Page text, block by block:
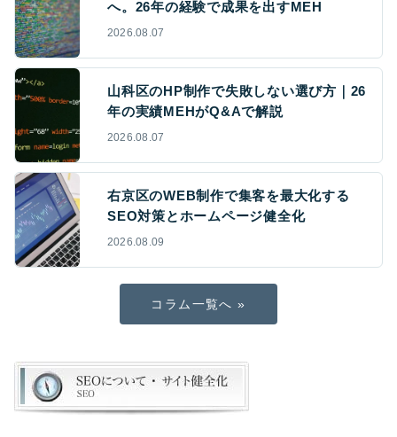
へ。26年の経験で成果を出すMEH
2026.08.07
山科区のHP制作で失敗しない選び方｜26
年の実績MEHがQ&Aで解説
2026.08.07
右京区のWEB制作で集客を最大化する
SEO対策とホームページ健全化
2026.08.09
コラム一覧へ »